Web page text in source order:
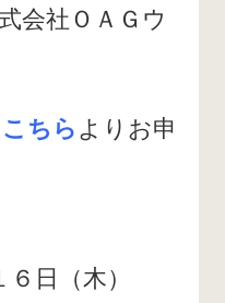
社ＯＡＧウ
こちら よりお申
６日（木）